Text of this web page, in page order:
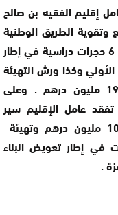
إقليم الفقيه بن صالح
الطريق الوطنية
رقم 8 بكلفة تناهز 48.9 مليون درهم وبناء 6 حجرات دراسية في إطار
وكذا ورش التهيئة
الحضرية الذي تبلغ كلفته الإجمالية 19.38 مليون درهم . وعلى
عامل الإقليم سير
أشغال بناء الطرق والمسالك بكلفة 10.68 مليون درهم وتهيئة
الأولي وكذا بناء 6 حجرات في إطار تعويض البناء
.